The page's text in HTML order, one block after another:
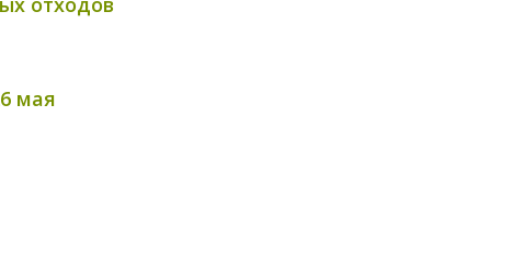
мая